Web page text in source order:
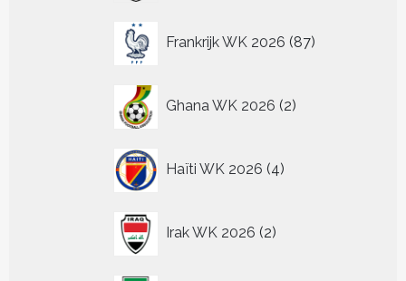
Frankrijk WK 2026 87
producten
Ghana WK 2026 2
producten
Haïti WK 2026 4
producten
Irak WK 2026 2
producten